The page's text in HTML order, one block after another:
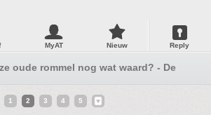
MyAT Nieuw Reply
oude rommel nog wat waard? - Deel 3
1 2 3 4 5